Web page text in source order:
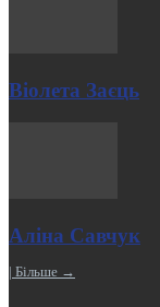
Віолета Заєць
Аліна Савчук
| Більше →